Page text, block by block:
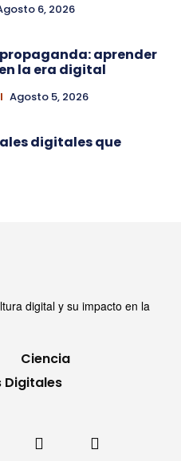
6, 2026
aprender
la era digital
Agosto 5, 2026
digitales que
digital y su impacto en la
Ciencia
Digitales